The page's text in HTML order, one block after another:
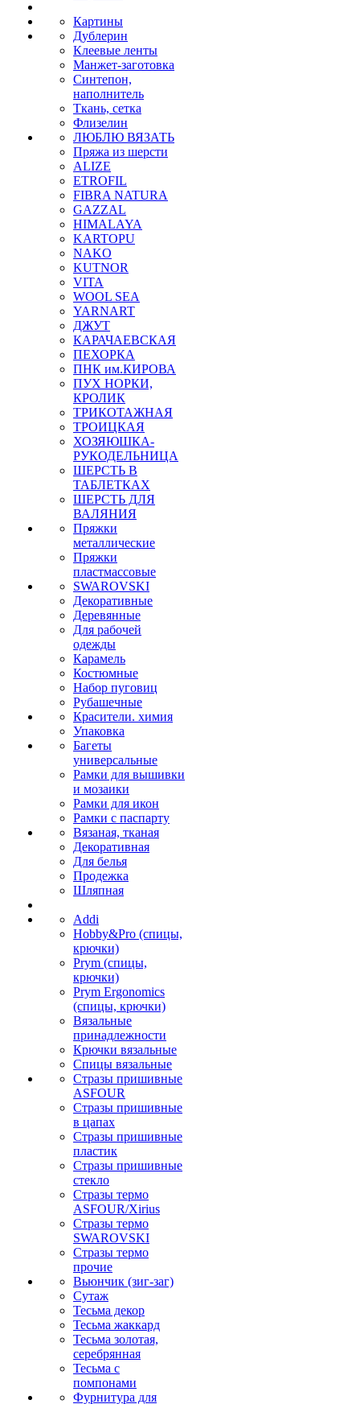
Картины
Дублерин
Клеевые ленты
Манжет-заготовка
Синтепон,
наполнитель
Ткань, сетка
Флизелин
ЛЮБЛЮ ВЯЗАТЬ
Пряжа из шерсти
ALIZE
ETROFIL
FIBRA NATURA
GAZZAL
HIMALAYA
KARTOPU
NAKO
KUTNOR
VITA
WOOL SEA
YARNART
ДЖУТ
КАРАЧАЕВСКАЯ
ПЕХОРКА
ПНК им.КИРОВА
ПУХ НОРКИ,
КРОЛИК
ТРИКОТАЖНАЯ
ТРОИЦКАЯ
ХОЗЯЮШКА-
РУКОДЕЛЬНИЦА
ШЕРСТЬ В
ТАБЛЕТКАХ
ШЕРСТЬ ДЛЯ
ВАЛЯНИЯ
Пряжки
металлические
Пряжки
пластмассовые
SWAROVSKI
Декоративные
Деревянные
Для рабочей
одежды
Карамель
Костюмные
Набор пуговиц
Рубашечные
Красители. химия
Упаковка
Багеты
универсальные
Рамки для вышивки
и мозаики
Рамки для икон
Рамки с паспарту
Вязаная, тканая
Декоративная
Для белья
Продежка
Шляпная
Addi
Hobby&Pro (спицы,
крючки)
Prym (спицы,
крючки)
Prym Ergonomics
(спицы, крючки)
Вязальные
принадлежности
Крючки вязальные
Спицы вязальные
Стразы пришивные
ASFOUR
Стразы пришивные
в цапах
Стразы пришивные
пластик
Стразы пришивные
стекло
Стразы термо
ASFOUR/Xirius
Стразы термо
SWAROVSKI
Стразы термо
прочие
Вьюнчик (зиг-заг)
Сутаж
Тесьма декор
Тесьма жаккард
Тесьма золотая,
серебрянная
Тесьма с
помпонами
Фурнитура для